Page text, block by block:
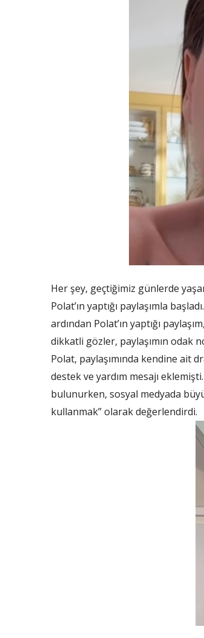
Her şey, geçtiğimiz günlerde
Polat’ın yaptığı paylaşımla
ardından Polat’ın yaptığı
dikkatli gözler, paylaşımın odak
Polat, paylaşımında kendine ait
destek ve yardım mesajı
bulunurken, sosyal medyada
kullanmak” olarak değerlendirdi.